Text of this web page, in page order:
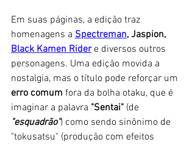
Em suas páginas, a edição traz
homenagens a Spectreman, Jaspion,
Black Kamen Rider e diversos outros
personagens. Uma edição movida a
nostalgia, mas o título pode reforçar um
erro comum fora da bolha otaku, que é
imaginar a palavra "Sentai" (de
"esquadrão") como sendo sinônimo de
"tokusatsu" (produção com efeitos